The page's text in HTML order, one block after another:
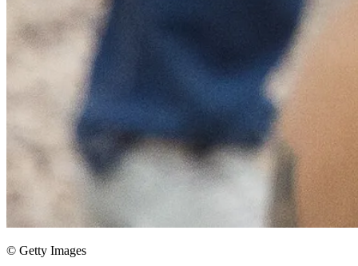
© Getty Images